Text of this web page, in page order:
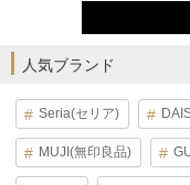
人気ブランド
Seria(セリア)
MUJI(無印良品)